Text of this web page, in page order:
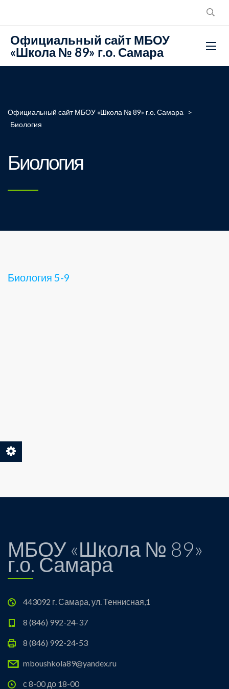
Официальный сайт МБОУ
«Школа № 89» г.о. Самара
Официальный сайт МБОУ «Школа № 89» г.о. Самара
>
Биология
Биология
Биология 5-9
МБОУ «Школа № 89»
г.о. Самара
443092 г. Самара, ул. Теннисная,1
8 (846) 992-24-37
8 (846) 992-24-53
mboushkola89@yandex.ru
с 8-00 до 18-00